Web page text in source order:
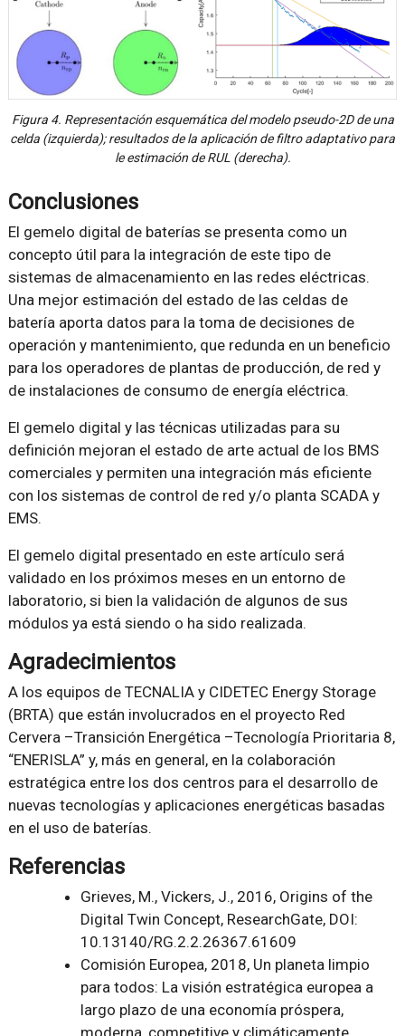
Figura 4. Representación esquemática del modelo pseudo-2D de una
celda (izquierda); resultados de la aplicación de filtro adaptativo para
le estimación de RUL (derecha).
Conclusiones
El gemelo digital de baterías se presenta como un
concepto útil para la integración de este tipo de
sistemas de almacenamiento en las redes eléctricas.
Una mejor estimación del estado de las celdas de
batería aporta datos para la toma de decisiones de
operación y mantenimiento, que redunda en un beneficio
para los operadores de plantas de producción, de red y
de instalaciones de consumo de energía eléctrica.
El gemelo digital y las técnicas utilizadas para su
definición mejoran el estado de arte actual de los BMS
comerciales y permiten una integración más eficiente
con los sistemas de control de red y/o planta SCADA y
EMS.
El gemelo digital presentado en este artículo será
validado en los próximos meses en un entorno de
laboratorio, si bien la validación de algunos de sus
módulos ya está siendo o ha sido realizada.
Agradecimientos
A los equipos de TECNALIA y CIDETEC Energy Storage
(BRTA) que están involucrados en el proyecto Red
Cervera –Transición Energética –Tecnología Prioritaria 8,
“ENERISLA” y, más en general, en la colaboración
estratégica entre los dos centros para el desarrollo de
nuevas tecnologías y aplicaciones energéticas basadas
en el uso de baterías.
Referencias
Grieves, M., Vickers, J., 2016, Origins of the
Digital Twin Concept, ResearchGate, DOI:
10.13140/RG.2.2.26367.61609
Comisión Europea, 2018, Un planeta limpio
para todos: La visión estratégica europea a
largo plazo de una economía próspera,
moderna, competitive y climáticamente